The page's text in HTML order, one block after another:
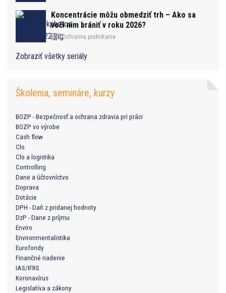
Koncentrácie môžu obmedziť trh – Ako sa
voči nim brániť v roku 2026?
Ochranna podnikania
Zobraziť všetky seriály
Školenia, semináre, kurzy
BOZP - Bezpečnosť a ochrana zdravia pri práci
BOZP vo výrobe
Cash flow
Clo
Clo a logistika
Controlling
Dane a účtovníctvo
Doprava
Dotácie
DPH - Daň z pridanej hodnoty
DzP - Dane z príjmu
Enviro
Environmentalistika
Eurofondy
Finančné riadenie
IAS/IFRS
Koronavírus
Legislatíva a zákony